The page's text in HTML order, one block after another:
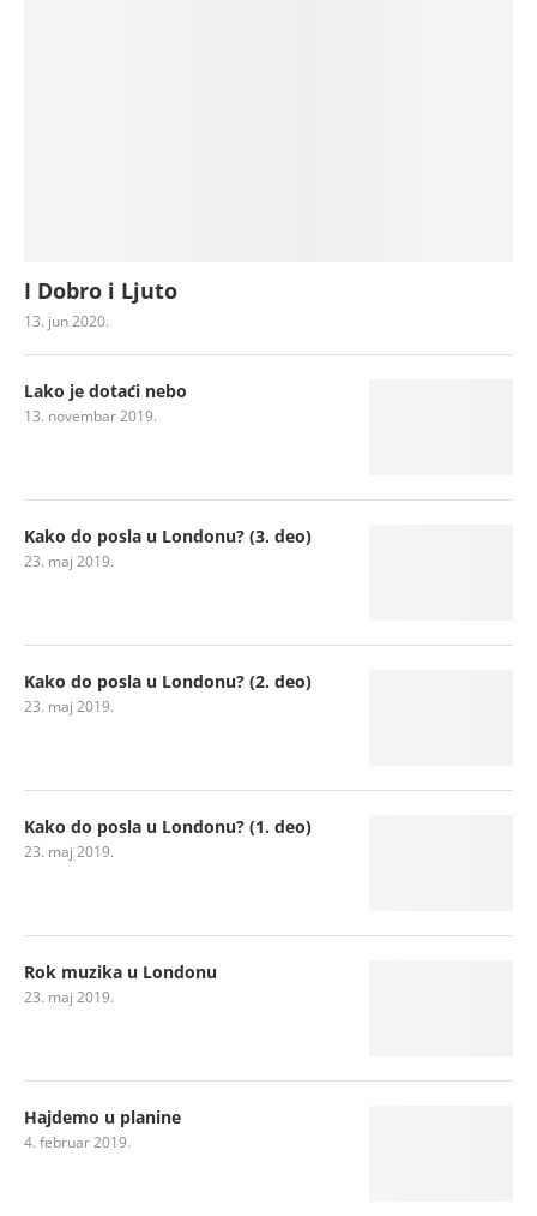
I Dobro i Ljuto
13. jun 2020.
Lako je dotaći nebo
13. novembar 2019.
Kako do posla u Londonu? (3. deo)
23. maj 2019.
Kako do posla u Londonu? (2. deo)
23. maj 2019.
Kako do posla u Londonu? (1. deo)
23. maj 2019.
Rok muzika u Londonu
23. maj 2019.
Hajdemo u planine
4. februar 2019.